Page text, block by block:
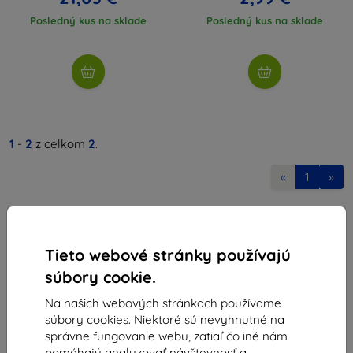
Tieto webové stránky používajú
súbory cookie.
Na našich webových stránkach používame
súbory cookies. Niektoré sú nevyhnutné na
správne fungovanie webu, zatiaľ čo iné nám
Posledný kus na sklade Posledný kus na sklade
1 - 2 z celkom 2.
« 1 »
Shield-Sk s.r.o.
Ulica Rudolfa Mocka 3750/2A
841 04 Bratislava